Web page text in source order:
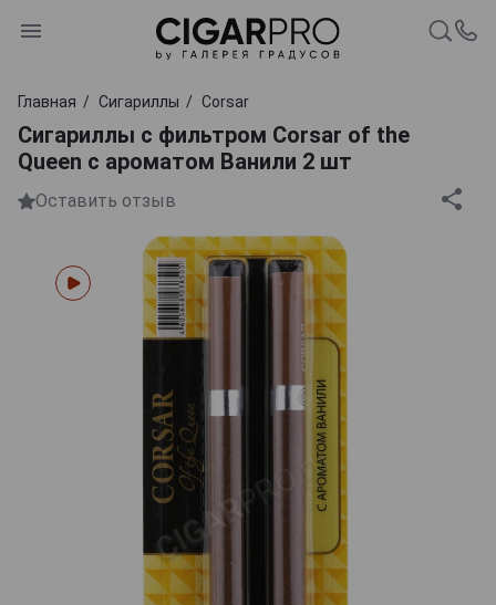
Главная Сигариллы Corsar
Сигариллы с фильтром Corsar of the
Queen с ароматом Ванили 2 шт
Оставить отзыв